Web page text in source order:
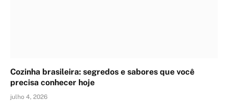
Cozinha brasileira: segredos e sabores que você
precisa conhecer hoje
julho 4, 2026